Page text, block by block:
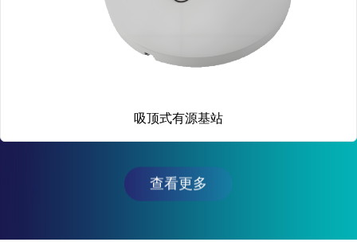
吸顶式有源基站
查看更多